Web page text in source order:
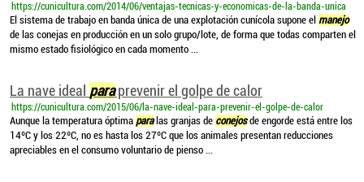
https://cunicultura.com/2014/06/ventajas-tecnicas-y-economicas-de-la-banda-unica
El sistema de trabajo en banda única de una explotación cunícola supone el manejo
de las conejas en producción en un solo grupo/lote, de forma que todas comparten el
mismo estado fisiológico en cada momento ...
La nave ideal paraprevenir el golpe de calor
https://cunicultura.com/2015/06/la-nave-ideal-para-prevenir-el-golpe-de-calor
Aunque la temperatura óptima paralas granjas de conejosde engorde está entre los
14ºC y los 22ºC, no es hasta los 27ºC que los animales presentan reducciones
apreciables en el consumo voluntario de pienso ...